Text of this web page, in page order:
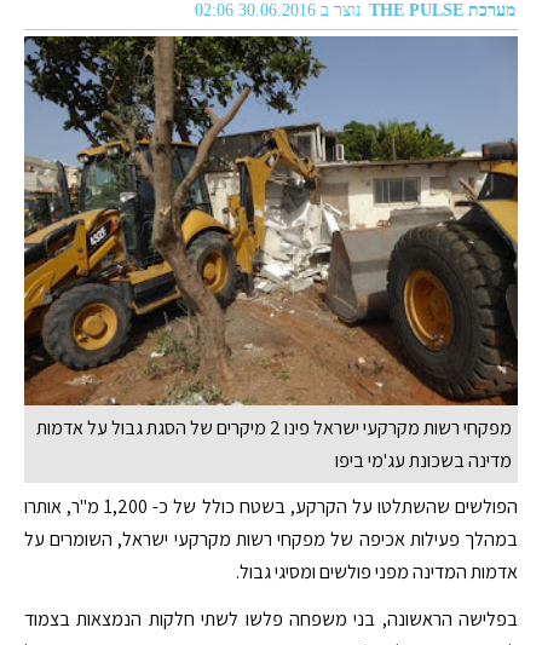
מערכת THE PULSE נוצר ב 30.06.2016 02:06
מפקחי רשות מקרקעי ישראל פינו 2 מיקרים של הסגת גבול על אדמות
מדינה בשכונת עג'מי ביפו
הפולשים שהשתלטו על הקרקע, בשטח כולל של כ- 1,200 מ"ר, אותרו
במהלך פעילות אכיפה של מפקחי רשות מקרקעי ישראל, השומרים על
אדמות המדינה מפני פולשים ומסיגי גבול.
בפלישה הראשונה, בני משפחה פלשו לשתי חלקות הנמצאות בצמוד